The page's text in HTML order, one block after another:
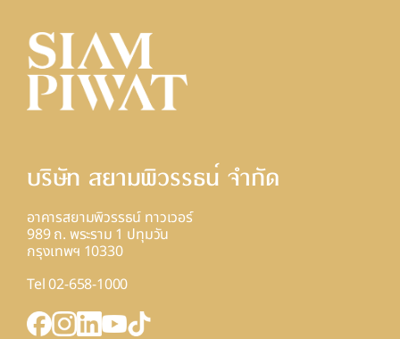
บริษัท สยามพิวรรธน์ จํากัด
อาคารสยามพิวรรธน์ ทาวเวอร์
989 ถ. พระราม 1 ปทุมวัน
กรุงเทพฯ 10330
Tel 02-658-1000